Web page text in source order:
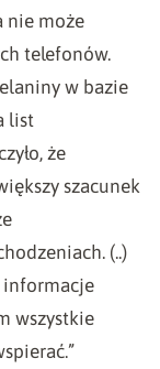
nie może
telefonów.
w bazie
list
że
szacunek
(..)
informacje
wszystkie